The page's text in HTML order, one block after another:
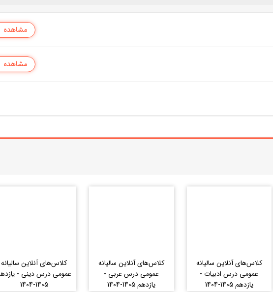
مشاهده
مشاهده
کلاس‌های آنلاین سالیانه
عمومی درس ادبیات -
یازدهم 1405-1404
کلاس‌های آنلاین سالیانه
عمومی درس عربی -
یازدهم 1405-1404
کلاس‌های آنلاین سالیانه
عمومی درس دینی -
1405-1404